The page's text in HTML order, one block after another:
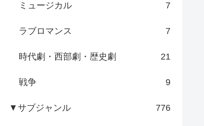
ミュージカル 7
ラブロマンス 7
時代劇・西部劇・歴史劇 21
戦争 9
▼サブジャンル 776